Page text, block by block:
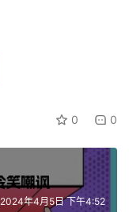
0 0
2024年4月5日 下午4:52